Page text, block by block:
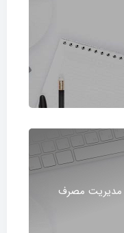
مدیریت مصرف